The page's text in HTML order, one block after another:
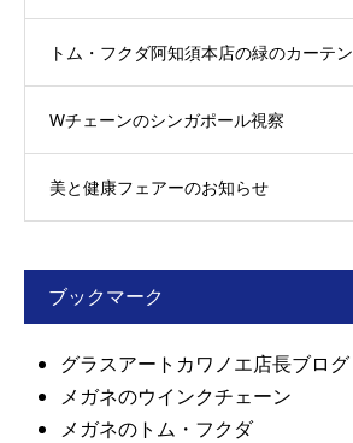
トム・フクダ阿知須本店の緑のカーテン
Wチェーンのシンガポール視察
美と健康フェアーのお知らせ
ブックマーク
グラスアートカワノエ店長ブログ
メガネのウインクチェーン
メガネのトム・フクダ